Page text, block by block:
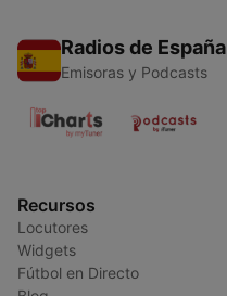
Radios de España
Emisoras y Podcasts
Recursos
Locutores
Widgets
Fútbol en Directo